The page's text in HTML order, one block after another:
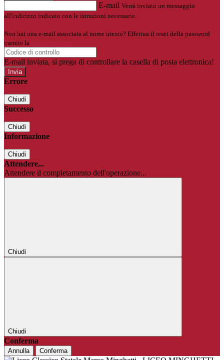
E-mail Verrà inviato un messaggio
all'indirizzo indicato con le istruzioni necessarie.
Non hai una e-mail associata al nome utente? Effettua il reset della password
tramite la
Login Spaggiari
E-mail inviata, si prega di controllare la casella di posta elettronica!
Errore
Chiudi
Successo
Chiudi
Informazione
Chiudi
Attendere...
Attendere il completamento dell'operazione...
Chiudi
Chiudi
Conferma
Annulla Conferma